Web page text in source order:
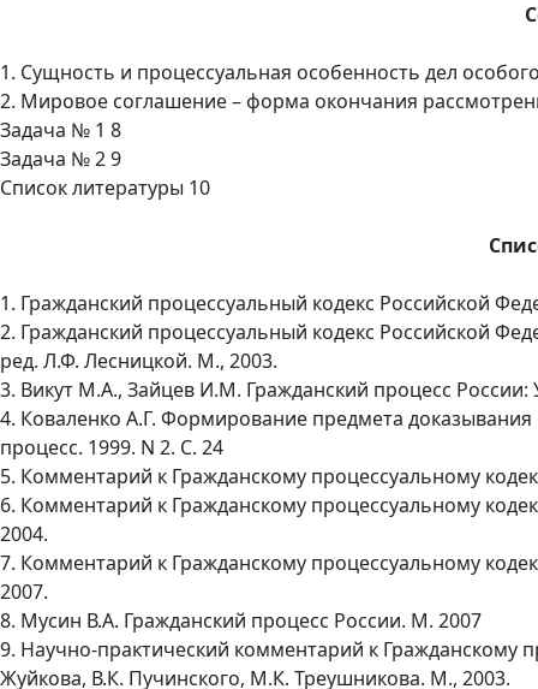
1. Сущность и процессуальная особенность дел
2. Мировое соглашение – форма окончания
Задача № 1 8
Задача № 2 9
Список литературы 10
1. Гражданский процессуальный кодекс Российской
2. Гражданский процессуальный кодекс Российской
ред. Л.Ф. Лесницкой. М., 2003.
3. Викут М.А., Зайцев И.М. Гражданский процесс
4. Коваленко А.Г. Формирование предмета
процесс. 1999. N 2. С. 24
5. Комментарий к Гражданскому процессуальному
6. Комментарий к Гражданскому процессуальному
2004.
7. Комментарий к Гражданскому процессуальному
2007.
8. Мусин В.А. Гражданский процесс России. М. 2007
9. Научно-практический комментарий к Гражданскому
Жуйкова, В.К. Пучинского, М.К. Треушникова. М., 2003.